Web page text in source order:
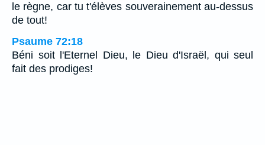
le règne, car tu t'élèves souverainement au-dessus
de tout!
Psaume 72:18
Béni soit l'Eternel Dieu, le Dieu d'Israël, qui seul
fait des prodiges!